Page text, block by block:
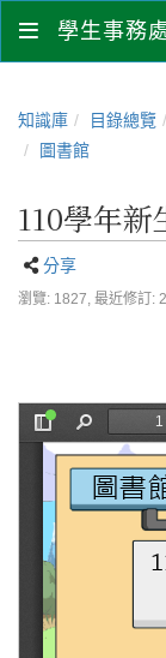
學生事務
知識庫 目錄總覽
圖書館
110學年
分享
瀏覽: 1827, 最近修訂: